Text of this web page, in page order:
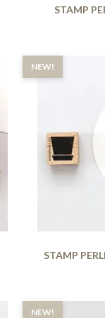
STAMP
NEW!
STAMP
NEW!